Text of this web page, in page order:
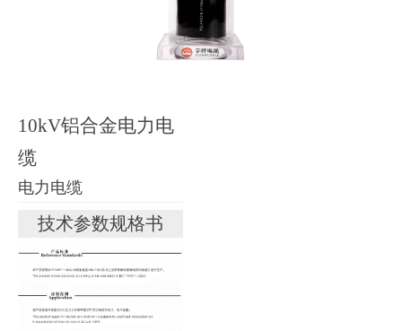
10kV铝合金电力电
缆
电力电缆
技术参数规格书